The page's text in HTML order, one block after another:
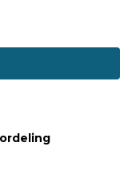
Eerder schreef hij